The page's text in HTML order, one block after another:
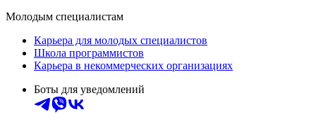
Молодым специалистам
Карьера для молодых специалистов
Школа программистов
Карьера в некоммерческих организациях
Боты для уведомлений